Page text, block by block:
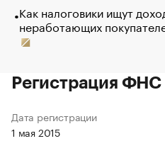
Как налоговики ищут
неработающих
Регистрация ФНС
Дата регистрации
1 мая 2015